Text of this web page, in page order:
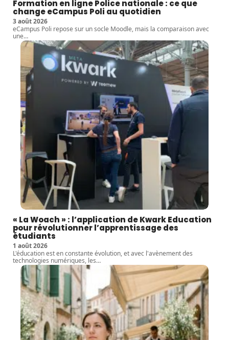
Formation en ligne Police nationale : ce que
change eCampus Poli au quotidien
3 août 2026
eCampus Poli repose sur un socle Moodle, mais la comparaison avec
une…
« La Woach » : l’application de Kwark Education
pour révolutionner l’apprentissage des
étudiants
1 août 2026
L'éducation est en constante évolution, et avec l'avènement des
technologies numériques, les…